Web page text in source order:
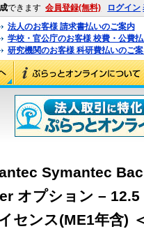
できます 会員登録(無料) ログイン
法人のお客様 請求書払いのご案内
学校・官公庁のお客様 校費・公費
研究機関のお客様 科研費払いのご
Symantec
オプション –
センス(ME1年含)